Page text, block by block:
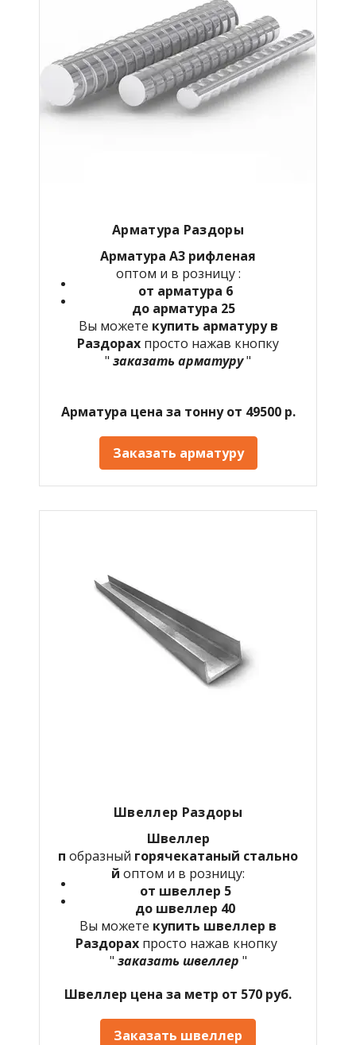
Арматура Раздоры
Арматура А3 рифленая
оптом и в розницу :
от арматура 6
до арматура 25
Вы можете купить арматуру в
Раздорах просто нажав кнопку
" заказать арматуру"
Арматура цена за тонну от 49500 р.
Заказать арматуру
Швеллер Раздоры
Швеллер
п образный горячекатаный стально
й оптом и в розницу:
от швеллер 5
до швеллер 40
Вы можете купить швеллер в
Раздорах просто нажав кнопку
" заказать швеллер "
Швеллер цена за метр от 570 руб.
Заказать швеллер